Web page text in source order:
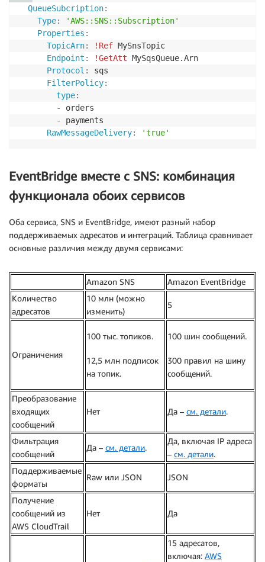
QueueSubcription:
Type:
'AWS::SNS::Subscription'
Properties :
TopicArn: !Ref MySnsTopic
Endpoint : !GetAtt MySqsQueue.Arn
Protocol :
sqs
FilterPolicy:
type:
-
orders
-
payments
RawMessageDelivery: 'true'
EventBridge вместе с SNS: комбинация
функционала обоих сервисов
Оба сервиса, SNS и EventBridge, имеют разный набор
поддерживаемых адресатов и интеграций. Таблица сравнивает
основные различия между двумя сервисами:
Amazon SNS
Amazon EventBridge
Количество
адресатов
10 млн (можно
изменить)
5
Ограничения
100 тыс. топиков.
12,5 млн подписок
на топик.
100 шин сообщений.
300 правил на шину
сообщений.
Преобразование
входящих
сообщений
Нет Да – см. детали.
Фильтрация
сообщений
Да – см. детали.
Да, включая IP адреса
– см. детали.
Поддерживаемые
форматы
Raw или JSON JSON
Получение
сообщений из
AWS CloudTrail
Нет Да
15 адресатов,
включая: AWS